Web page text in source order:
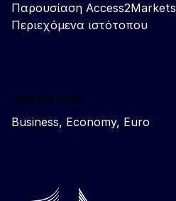
Παρουσίαση Access2Markets
Περιεχόμενα ιστότοπου
Related sites
Business, Economy, Euro